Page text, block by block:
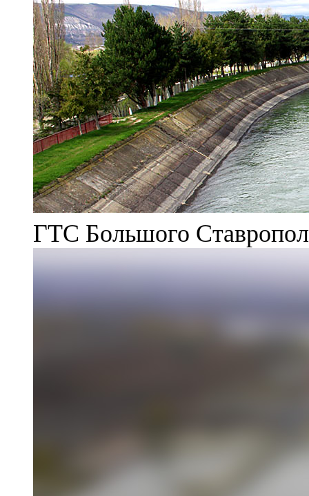
ГТС Большого